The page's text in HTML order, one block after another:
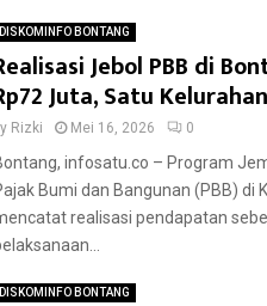
DISKOMINFO BONTANG
Jebol PBB di
Juta, Satu
Rizki Mei 16, 2026 0
infosatu.co – Program
Bumi dan Bangunan (PBB) di
realisasi pendapatan
DISKOMINFO BONTANG